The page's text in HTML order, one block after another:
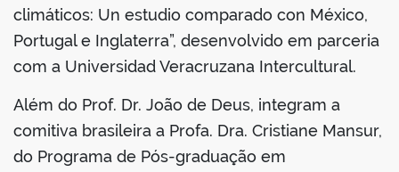
climáticos: Un estudio comparado con México,
Portugal e Inglaterra”, desenvolvido em parceria
com a Universidad Veracruzana Intercultural.
Além do Prof. Dr. João de Deus, integram a
comitiva brasileira a Profa. Dra. Cristiane Mansur,
do Programa de Pós-graduação em